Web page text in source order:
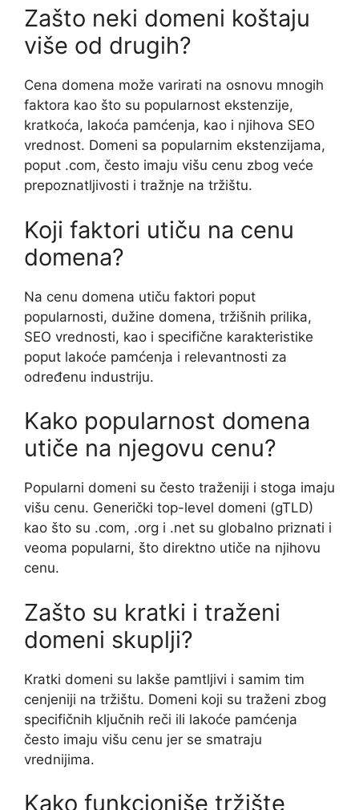
Zašto neki domeni koštaju
više od drugih?
Cena domena može varirati na osnovu mnogih
faktora kao što su popularnost ekstenzije,
kratkoća, lakoća pamćenja, kao i njihova SEO
vrednost. Domeni sa popularnim ekstenzijama,
poput .com, često imaju višu cenu zbog veće
prepoznatljivosti i tražnje na tržištu.
Koji faktori utiču na cenu
domena?
Na cenu domena utiču faktori poput
popularnosti, dužine domena, tržišnih prilika,
SEO vrednosti, kao i specifične karakteristike
poput lakoće pamćenja i relevantnosti za
određenu industriju.
Kako popularnost domena
utiče na njegovu cenu?
Popularni domeni su često traženiji i stoga imaju
višu cenu. Generički top-level domeni (gTLD)
kao što su .com, .org i .net su globalno priznati i
veoma popularni, što direktno utiče na njihovu
cenu.
Zašto su kratki i traženi
domeni skuplji?
Kratki domeni su lakše pamtljivi i samim tim
cenjeniji na tržištu. Domeni koji su traženi zbog
specifičnih ključnih reči ili lakoće pamćenja
često imaju višu cenu jer se smatraju
vrednijima.
Kako funkcioniše tržište